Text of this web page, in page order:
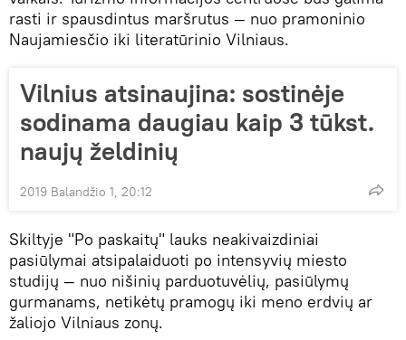
rasti ir spausdintus maršrutus — nuo pramoninio
Naujamiesčio iki literatūrinio Vilniaus.
Vilnius atsinaujina: sostinėje
sodinama daugiau kaip 3 tūkst.
naujų želdinių
2019 Balandžio 1, 20:12
Skiltyje "Po paskaitų" lauks neakivaizdiniai
pasiūlymai atsipalaiduoti po intensyvių miesto
studijų — nuo nišinių parduotuvėlių, pasiūlymų
gurmanams, netikėtų pramogų iki meno erdvių ar
žaliojo Vilniaus zonų.